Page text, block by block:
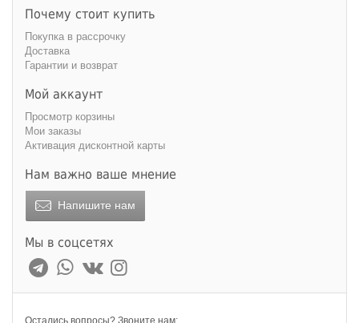
Почему стоит купить
Покупка в рассрочку
Доставка
Гарантии и возврат
Мой аккаунт
Просмотр корзины
Мои заказы
Активация дисконтной карты
Нам важно ваше мнение
Напишите нам
Мы в соцсетях